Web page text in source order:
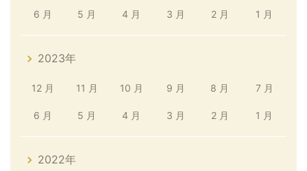
6 月 5 月 4 月 3 月 2 月 1 月
2023年
12 月 11 月 10 月 9 月 8 月 7 月
6 月 5 月 4 月 3 月 2 月 1 月
2022年